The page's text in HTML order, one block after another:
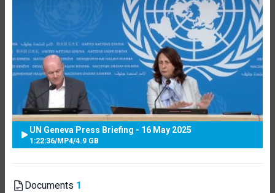
UN Geneva Press Briefing - 16 May 2025
1:22:36/MP4/4.9 GB
Documents 1